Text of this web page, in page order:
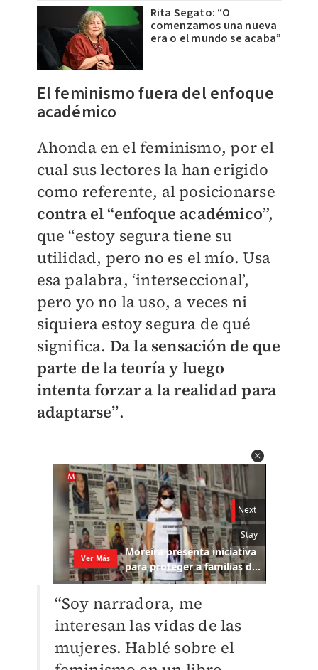
Rita Segato: “O
comenzamos una nueva
era o el mundo se acaba”
El feminismo fuera del enfoque
académico
Ahonda en el feminismo, por el
cual sus lectores la han erigido
como referente, al posicionarse
contra el “enfoque académico”,
que “estoy segura tiene su
utilidad, pero no es el mío. Usa
esa palabra, ‘interseccional’,
pero yo no la uso, a veces ni
siquiera estoy segura de qué
significa. Da la sensación de que
parte de la teoría y luego
intenta forzar a la realidad para
adaptarse”.
“Soy narradora, me
interesan las vidas de las
mujeres. Hablé sobre el